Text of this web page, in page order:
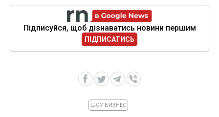
Підписуйся, щоб дізнаватись новини першим
ПІДПИСАТИСЬ
ШОУ-БИЗНЕС